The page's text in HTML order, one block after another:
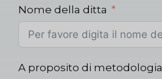
Nome della ditta
A proposito di metodologia